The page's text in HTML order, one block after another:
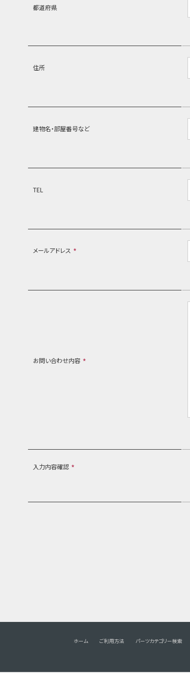
都道府県
住所
建物名・部屋番号など
TEL
メールアドレス *
お問い合わせ内容 *
入力内容確認 *
ホーム ご利用方法 パーツカテゴリー検索